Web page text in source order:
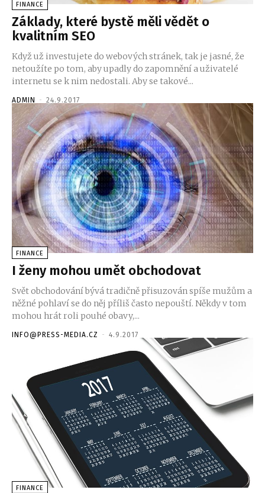
FINANCE
Základy, které bystě měli vědět o
kvalitním SEO
Když už investujete do webových stránek, tak je jasné, že
netoužíte po tom, aby upadly do zapomnění a uživatelé
internetu se k nim nedostali. Aby se takové...
ADMIN - 24.9.2017
FINANCE
I ženy mohou umět obchodovat
Svět obchodování bývá tradičně přisuzován spíše mužům a
něžné pohlaví se do něj příliš často nepouští. Někdy v tom
mohou hrát roli pouhé obavy,...
INFO@PRESS-MEDIA.CZ - 4.9.2017
FINANCE